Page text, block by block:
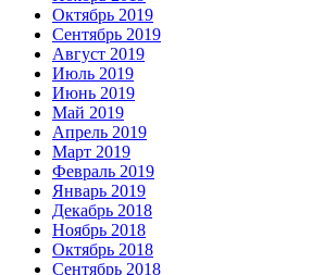
Октябрь 2019
Сентябрь 2019
Август 2019
Июль 2019
Июнь 2019
Май 2019
Апрель 2019
Март 2019
Февраль 2019
Январь 2019
Декабрь 2018
Ноябрь 2018
Октябрь 2018
Сентябрь 2018